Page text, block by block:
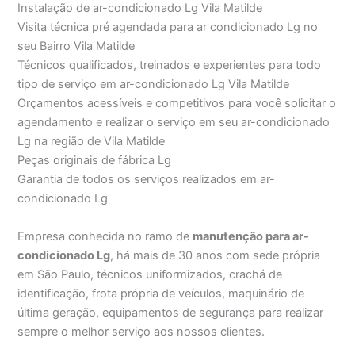
Instalação de ar-condicionado Lg Vila Matilde
Visita técnica pré agendada para ar condicionado Lg no
seu Bairro Vila Matilde
Técnicos qualificados, treinados e experientes para todo
tipo de serviço em ar-condicionado Lg Vila Matilde
Orçamentos acessíveis e competitivos para você solicitar o
agendamento e realizar o serviço em seu ar-condicionado
Lg na região de Vila Matilde
Peças originais de fábrica Lg
Garantia de todos os serviços realizados em ar-
condicionado Lg
Empresa conhecida no ramo de manutenção para ar-
condicionado Lg, há mais de 30 anos com sede própria
em São Paulo, técnicos uniformizados, crachá de
identificação, frota própria de veículos, maquinário de
última geração, equipamentos de segurança para realizar
sempre o melhor serviço aos nossos clientes.